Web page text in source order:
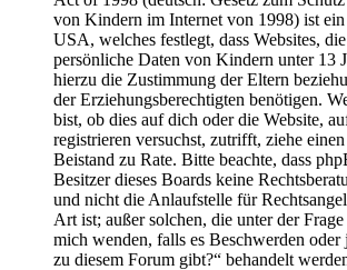
von Kindern im Internet von 1998) ist ein
USA, welches festlegt, dass Websites,
persönliche Daten von Kindern unter 13
hierzu die Zustimmung der Eltern
der Erziehungsberechtigten benötigen.
bist, ob dies auf dich oder die Website,
registrieren versuchst, zutrifft, ziehe
Beistand zu Rate. Bitte beachte, dass
Besitzer dieses Boards keine
und nicht die Anlaufstelle für
Art ist; außer solchen, die unter der
mich wenden, falls es Beschwerden oder
zu diesem Forum gibt?“ behandelt